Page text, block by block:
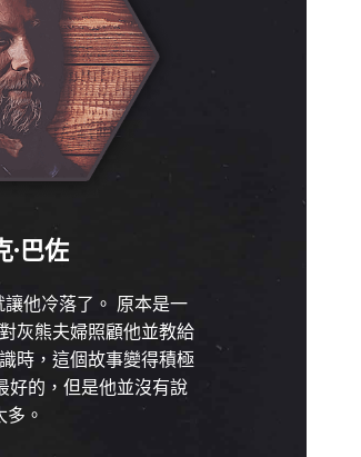
·巴佐
他冷落了。 原本是一
灰熊夫婦照顧他並教給
時，這個故事變得積極
好的，但是他並沒有說
多。